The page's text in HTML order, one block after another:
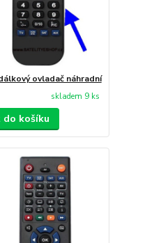
ovladač náhradní
skladem 9 ks
do košíku